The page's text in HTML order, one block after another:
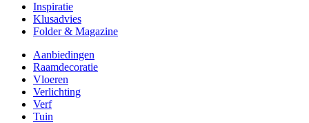
Inspiratie
Klusadvies
Folder & Magazine
Aanbiedingen
Raamdecoratie
Vloeren
Verlichting
Verf
Tuin